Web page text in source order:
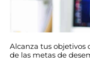
Alcanza tus objetivos
de las metas de